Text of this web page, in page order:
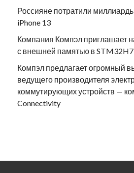
Россияне потратили
iPhone 13
Компания Компэл приглашает
с внешней памятью в
Компэл предлагает огромный
ведущего производителя
коммутирующих устройств —
Connectivity